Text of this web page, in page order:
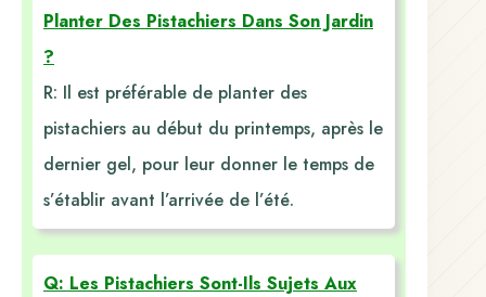
Planter Des Pistachiers Dans Son Jardin
?
R: Il est préférable de planter des
pistachiers au début du printemps, après le
dernier gel, pour leur donner le temps de
s’établir avant l’arrivée de l’été.
Q: Les Pistachiers Sont-Ils Sujets Aux